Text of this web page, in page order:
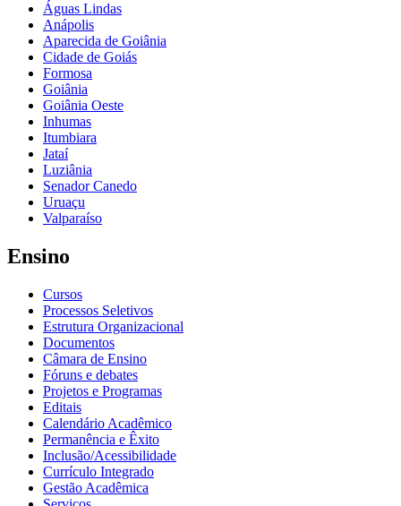
Águas Lindas
Anápolis
Aparecida de Goiânia
Cidade de Goiás
Formosa
Goiânia
Goiânia Oeste
Inhumas
Itumbiara
Jataí
Luziânia
Senador Canedo
Uruaçu
Valparaíso
Ensino
Cursos
Processos Seletivos
Estrutura Organizacional
Documentos
Câmara de Ensino
Fóruns e debates
Projetos e Programas
Editais
Calendário Acadêmico
Permanência e Êxito
Inclusão/Acessibilidade
Currículo Integrado
Gestão Acadêmica